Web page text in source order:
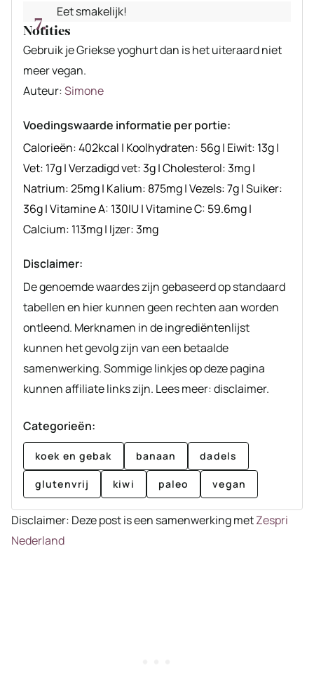
Eet smakelijk!
Notities
Gebruik je Griekse yoghurt dan is het uiteraard niet
meer vegan.
Auteur
Auteur:Simone
Voedingswaarde informatie per portie:
Calorieën:402kcal | Koolhydraten: 56g| Eiwit: 13g|
Vet: 17g|Verzadigd vet:3g|Cholesterol:3mg|
Natrium:25mg| Kalium: 875mg|Vezels:7g|Suiker:
36g|Vitamine A: 130IU|Vitamine C: 59.6mg|
Calcium: 113mg| Ijzer:3mg
Disclaimer:
De genoemde waardes zijn gebaseerd op standaard
tabellen en hier kunnen geen rechten aan worden
ontleend. Merknamen in de ingrediëntenlijst
kunnen het gevolg zijn van een betaalde
samenwerking. Sommige linkjes op deze pagina
kunnen affiliate links zijn. Lees meer: disclaimer.
Categorieën:
koek en gebak banaan dadels
glutenvrij kiwi paleo vegan
Disclaimer: Deze post is een samenwerking metZespri
Nederland